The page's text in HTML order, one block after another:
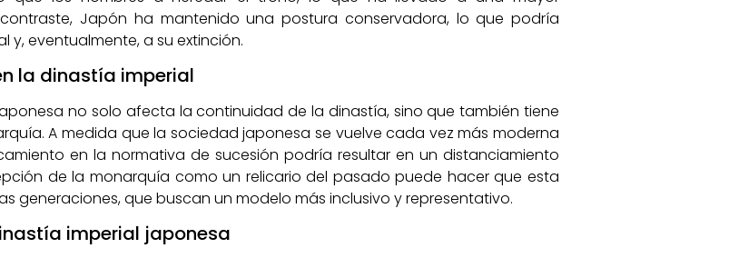
Japón ha mantenido una postura conservadora, lo que podría
y, eventualmente, a su extinción.
la dinastía imperial
no solo afecta la continuidad de la dinastía, sino que también tiene
A medida que la sociedad japonesa se vuelve cada vez más moderna
en la normativa de sucesión podría resultar en un distanciamiento
de la monarquía como un relicario del pasado puede hacer que esta
generaciones, que buscan un modelo más inclusivo y representativo.
imperial japonesa